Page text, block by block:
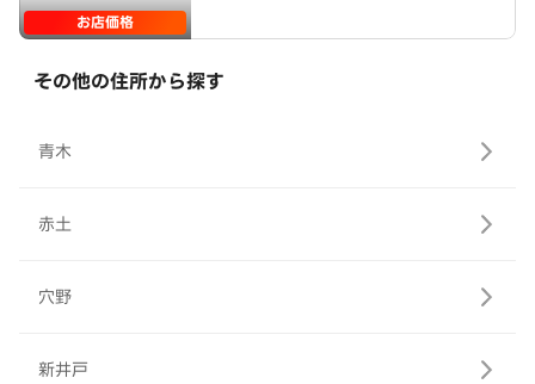
お店価格
その他の住所から探す
青木
赤土
穴野
新井戸